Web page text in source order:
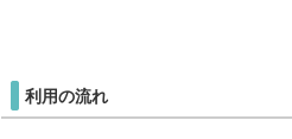
利用の流れ